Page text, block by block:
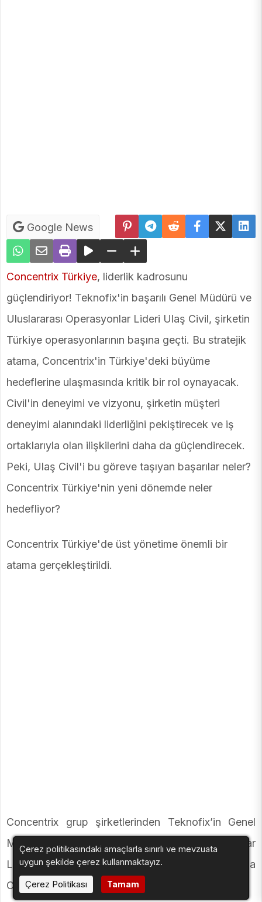
Google News
Concentrix Türkiye, liderlik kadrosunu
güçlendiriyor! Teknofix'in başarılı Genel Müdürü ve
Uluslararası Operasyonlar Lideri Ulaş Civil, şirketin
Türkiye operasyonlarının başına geçti. Bu stratejik
atama, Concentrix'in Türkiye'deki büyüme
hedeflerine ulaşmasında kritik bir rol oynayacak.
Civil'in deneyimi ve vizyonu, şirketin müşteri
deneyimi alanındaki liderliğini pekiştirecek ve iş
ortaklarıyla olan ilişkilerini daha da güçlendirecek.
Peki, Ulaş Civil'i bu göreve taşıyan başarılar neler?
Concentrix Türkiye'nin yeni dönemde neler
hedefliyor?
Concentrix Türkiye'de üst yönetime önemli bir
atama gerçekleştirildi.
Concentrix grup şirketlerinden Teknofix’in Genel
Müdürü ve aynı zamanda Uluslararası Operasyonlar
Lideri olan Ulaş Civil, 8 Nisan 2025 itibarıyla
Concentrix Türkiye Genel Müdürü olarak atandı.
Çerez politikasındaki amaçlarla sınırlı ve mevzuata
uygun şekilde çerez kullanmaktayız.
Çerez Politikası
Tamam